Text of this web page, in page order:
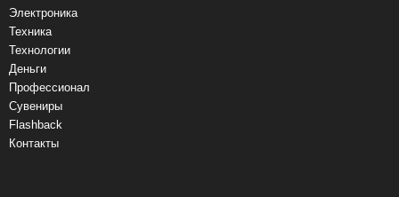
Электроника
Техника
Технологии
Деньги
Профессионал
Сувениры
Flashback
Контакты